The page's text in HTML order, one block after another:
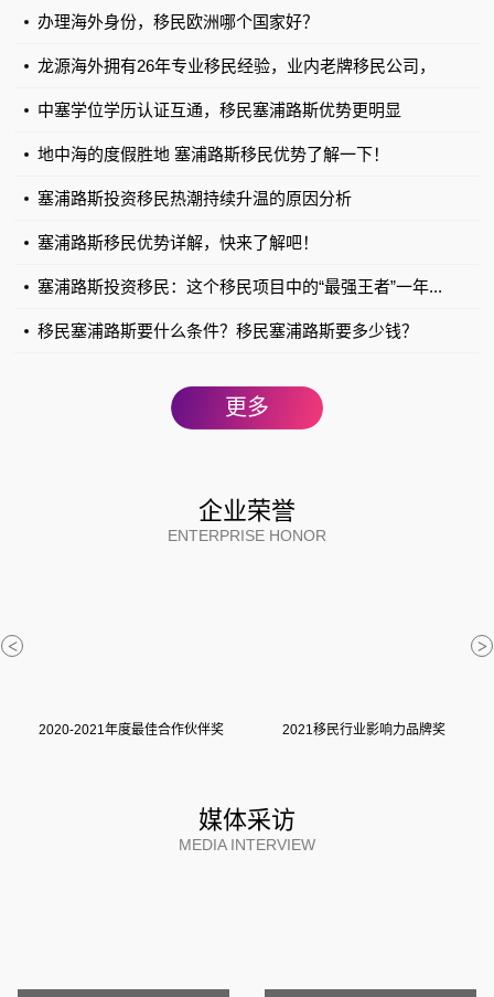
办理海外身份，移民欧洲哪个国家好？
龙源海外拥有26年专业移民经验，业内老牌移民公司，
以...
中塞学位学历认证互通，移民塞浦路斯优势更明显
地中海的度假胜地 塞浦路斯移民优势了解一下！
塞浦路斯投资移民热潮持续升温的原因分析
塞浦路斯移民优势详解，快来了解吧！
塞浦路斯投资移民：这个移民项目中的“最强王者”一年...
移民塞浦路斯要什么条件？移民塞浦路斯要多少钱？
更多
企业荣誉
ENTERPRISE HONOR
2020-2021年度最佳合作伙伴奖 2021移民行业影响力品牌奖
< >
媒体采访
MEDIA INTERVIEW